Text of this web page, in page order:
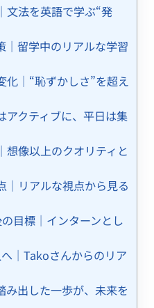
文法を英語で学ぶ“発
｜留学中のリアルな学習
｜“恥ずかしさ”を超え
アクティブに、平日は集
想像以上のクオリティと
｜リアルな視点から見る
目標｜インターンとし
｜Takoさんからのリア
み出した一歩が、未来を